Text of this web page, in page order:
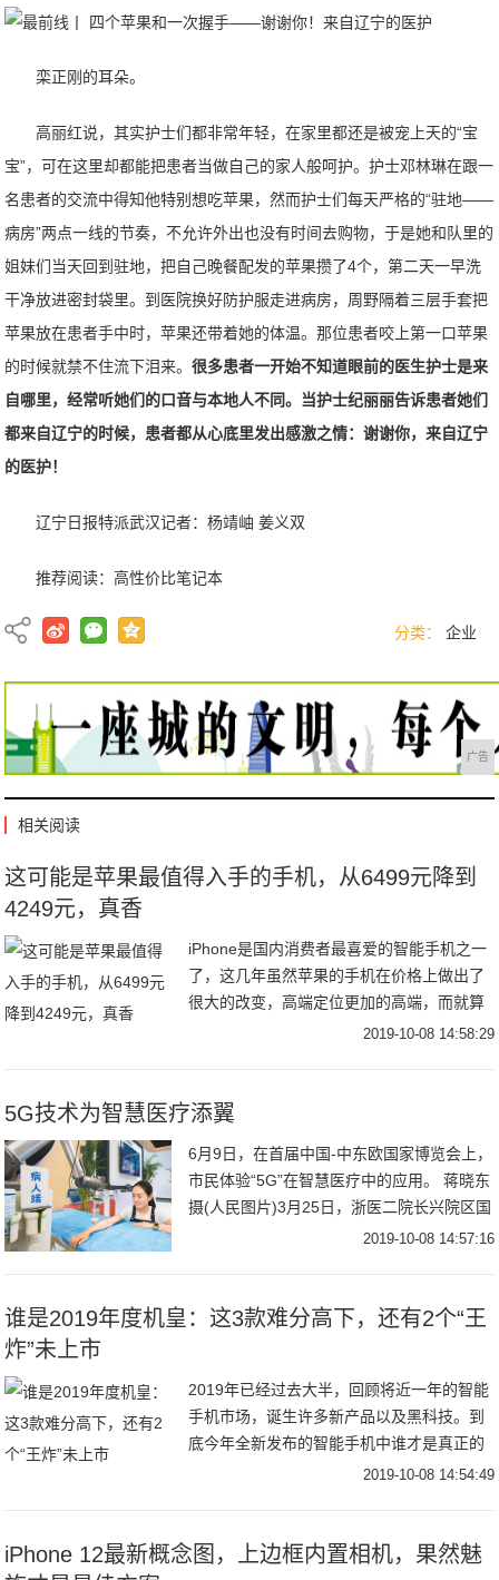
栾正刚的耳朵。
高丽红说，其实护士们都非常年轻，在家里都还是被宠上天的“宝
宝”，可在这里却都能把患者当做自己的家人般呵护。护士邓林琳在跟一
名患者的交流中得知他特别想吃苹果，然而护士们每天严格的“驻地——
病房”两点一线的节奏，不允许外出也没有时间去购物，于是她和队里的
姐妹们当天回到驻地，把自己晚餐配发的苹果攒了4个，第二天一早洗
干净放进密封袋里。到医院换好防护服走进病房，周野隔着三层手套把
苹果放在患者手中时，苹果还带着她的体温。那位患者咬上第一口苹果
的时候就禁不住流下泪来。很多患者一开始不知道眼前的医生护士是来
自哪里，经常听她们的口音与本地人不同。当护士纪丽丽告诉患者她们
都来自辽宁的时候，患者都从心底里发出感激之情：谢谢你，来自辽宁
的医护！
辽宁日报特派武汉记者：杨靖岫 姜义双
推荐阅读：高性价比笔记本
分类： 企业
广告
相关阅读
这可能是苹果最值得入手的手机，从6499元降到
4249元，真香
iPhone是国内消费者最喜爱的智能手机之一
了，这几年虽然苹果的手机在价格上做出了
很大的改变，高端定位更加的高端，而就算
是准旗舰手机在价格上依旧是有很大的调整
2019-10-08 14:58:29
5G技术为智慧医疗添翼
6月9日，在首届中国-中东欧国家博览会上，
市民体验“5G”在智慧医疗中的应用。 蒋晓东
摄(人民图片)3月25日，浙医二院长兴院区国
际远程会诊现场，美国加州大学洛杉矶分校
2019-10-08 14:57:16
谁是2019年度机皇：这3款难分高下，还有2个“王
炸”未上市
2019年已经过去大半，回顾将近一年的智能
手机市场，诞生许多新产品以及黑科技。到
底今年全新发布的智能手机中谁才是真正的
年度机皇？在知乎上，有网友就发起了一个
2019-10-08 14:54:49
iPhone 12最新概念图，上边框内置相机，果然魅